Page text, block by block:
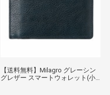
【送料無料】Milagro グレーシン
グレザー スマートウォレット(小